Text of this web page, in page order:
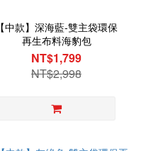
【中款】深海藍-雙主袋環保
再生布料海豹包
NT$1,799
NT$2,998